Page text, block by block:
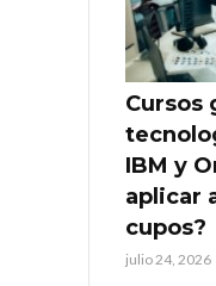
Cursos
IBM y
aplicar
cupos?
julio 24, 2026